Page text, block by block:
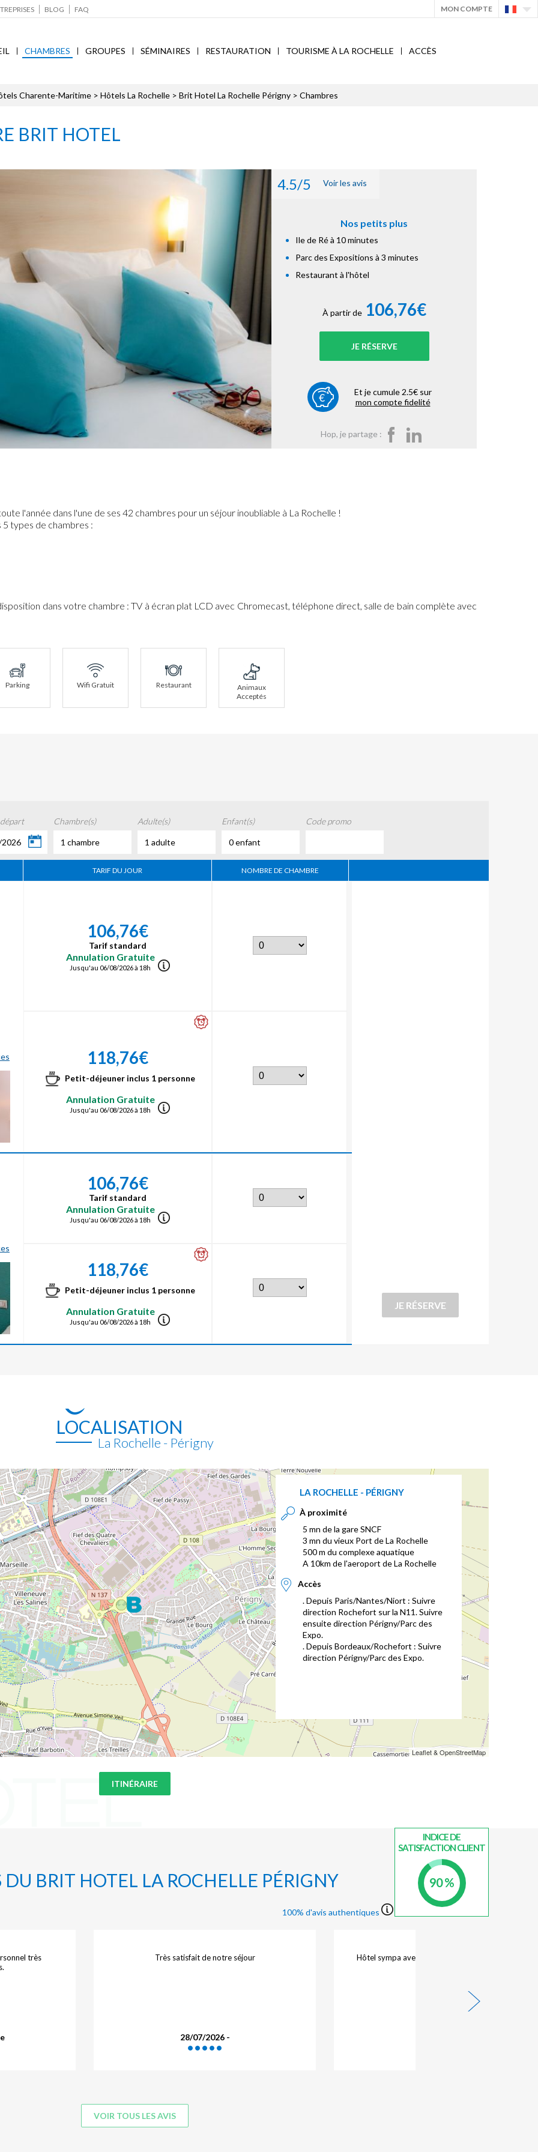
BLOG FAQ MON COMPTE
CHAMBRES GROUPES SÉMINAIRES RESTAURATION TOURISME À LA ROCHELLE ACCÈS
Charente-Maritime > Hôtels La Rochelle > Brit Hotel La Rochelle Périgny > Chambres
BRIT HOTEL
4.5/5 Voir les avis
Nos petits plus
Ile de Ré à 10 minutes
Parc des Expositions à 3 minutes
Restaurant à l'hôtel
À partir de 106,76€
JE RÉSERVE
Et je cumule 2.5€ sur
mon compte fidelité
Hop, je partage :
l'année dans l'une de ses 42 chambres pour un séjour inoubliable à La Rochelle !
types de chambres :
dans votre chambre : TV à écran plat LCD avec Chromecast, téléphone direct, salle de bain complète avec
Parking Wifi Gratuit Restaurant
Animaux
Acceptés
Chambre(s)
1 chambre
Adulte(s)
1 adulte
Enfant(s)
0 enfant
Code promo
TARIF DU JOUR NOMBRE DE CHAMBRE
106,76€
Tarif standard
Annulation Gratuite
Jusqu'au 06/08/2026 à 18h
118,76€
Petit-déjeuner inclus 1 personne
Annulation Gratuite
Jusqu'au 06/08/2026 à 18h
106,76€
Tarif standard
Annulation Gratuite
Jusqu'au 06/08/2026 à 18h
118,76€
Petit-déjeuner inclus 1 personne
Annulation Gratuite
Jusqu'au 06/08/2026 à 18h
LOCALISATION
La Rochelle - Périgny
Leaflet & OpenStreetMap
ITINÉRAIRE
LA ROCHELLE - PÉRIGNY
À proximité
5 mn de la gare SNCF
3 mn du vieux Port de La Rochelle
500 m du complexe aquatique
A 10km de l'aeroport de La Rochelle
Accès
. Depuis Paris/Nantes/Niort : Suivre
direction Rochefort sur la N11. Suivre
ensuite direction Périgny/Parc des
Expo.
. Depuis Bordeaux/Rochefort : Suivre
direction Périgny/Parc des Expo.
DU BRIT HOTEL LA ROCHELLE PÉRIGNY
100% d'avis authentiques
INDICE DE
SATISFACTION CLIENT
90 %
bien, très bon
Très agréable. Nous sommes arrivés en urgence et
27/07/2026 - Lna
Tres satisfaite. Hotel agréable, literie
VOIR TOUS LES AVIS